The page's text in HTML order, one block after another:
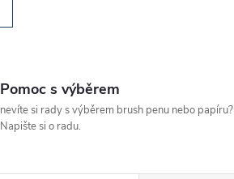
Pomoc s výběrem
nevíte si rady s výběrem brush penu nebo papíru?
Napište si o radu.